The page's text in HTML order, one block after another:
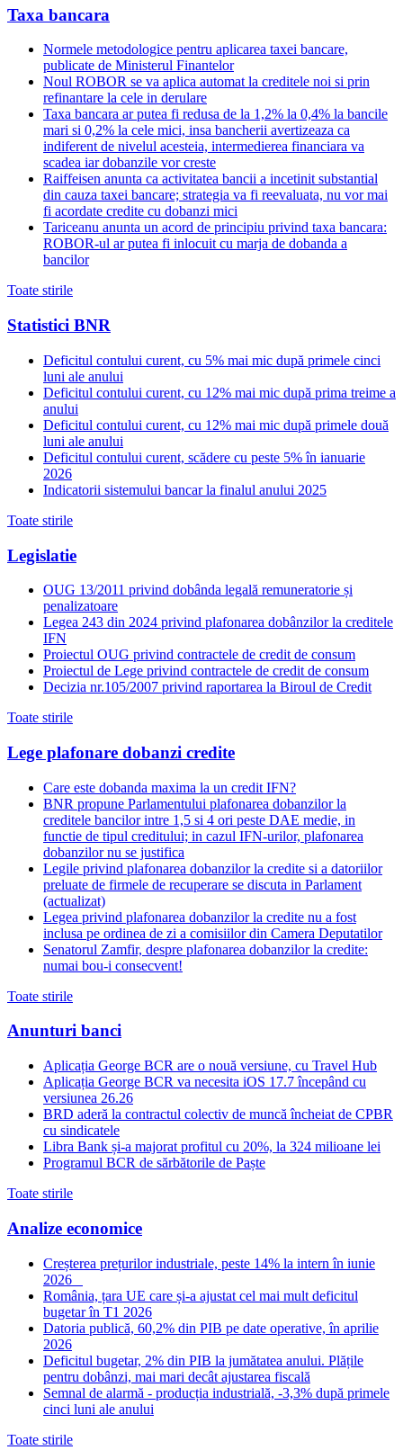
Taxa bancara
Normele metodologice pentru aplicarea taxei bancare,
publicate de Ministerul Finantelor
Noul ROBOR se va aplica automat la creditele noi si prin
refinantare la cele in derulare
Taxa bancara ar putea fi redusa de la 1,2% la 0,4% la bancile
mari si 0,2% la cele mici, insa bancherii avertizeaza ca
indiferent de nivelul acesteia, intermedierea financiara va
scadea iar dobanzile vor creste
Raiffeisen anunta ca activitatea bancii a incetinit substantial
din cauza taxei bancare; strategia va fi reevaluata, nu vor mai
fi acordate credite cu dobanzi mici
Tariceanu anunta un acord de principiu privind taxa bancara:
ROBOR-ul ar putea fi inlocuit cu marja de dobanda a
bancilor
Toate stirile
Statistici BNR
Deficitul contului curent, cu 5% mai mic după primele cinci
luni ale anului
Deficitul contului curent, cu 12% mai mic după prima treime a
anului
Deficitul contului curent, cu 12% mai mic după primele două
luni ale anului
Deficitul contului curent, scădere cu peste 5% în ianuarie
2026
Indicatorii sistemului bancar la finalul anului 2025
Toate stirile
Legislatie
OUG 13/2011 privind dobânda legală remuneratorie și
penalizatoare
Legea 243 din 2024 privind plafonarea dobânzilor la creditele
IFN
Proiectul OUG privind contractele de credit de consum
Proiectul de Lege privind contractele de credit de consum
Decizia nr.105/2007 privind raportarea la Biroul de Credit
Toate stirile
Lege plafonare dobanzi credite
Care este dobanda maxima la un credit IFN?
BNR propune Parlamentului plafonarea dobanzilor la
creditele bancilor intre 1,5 si 4 ori peste DAE medie, in
functie de tipul creditului; in cazul IFN-urilor, plafonarea
dobanzilor nu se justifica
Legile privind plafonarea dobanzilor la credite si a datoriilor
preluate de firmele de recuperare se discuta in Parlament
(actualizat)
Legea privind plafonarea dobanzilor la credite nu a fost
inclusa pe ordinea de zi a comisiilor din Camera Deputatilor
Senatorul Zamfir, despre plafonarea dobanzilor la credite:
numai bou-i consecvent!
Toate stirile
Anunturi banci
Aplicația George BCR are o nouă versiune, cu Travel Hub
Aplicația George BCR va necesita iOS 17.7 începând cu
versiunea 26.26
BRD aderă la contractul colectiv de muncă încheiat de CPBR
cu sindicatele
Libra Bank și-a majorat profitul cu 20%, la 324 milioane lei
Programul BCR de sărbătorile de Paște
Toate stirile
Analize economice
Creșterea prețurilor industriale, peste 14% la intern în iunie
2026
România, țara UE care și-a ajustat cel mai mult deficitul
bugetar în T1 2026
Datoria publică, 60,2% din PIB pe date operative, în aprilie
2026
Deficitul bugetar, 2% din PIB la jumătatea anului. Plățile
pentru dobânzi, mai mari decât ajustarea fiscală
Semnal de alarmă - producția industrială, -3,3% după primele
cinci luni ale anului
Toate stirile